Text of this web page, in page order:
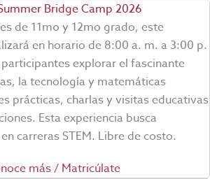
Bridge Camp 2026
de 11mo y 12mo grado, este
en horario de 8:00 a. m. a 3:00 p.
explorar el fascinante
la tecnología y matemáticas
prácticas, charlas y visitas educativas
Esta experiencia busca
carreras STEM. Libre de costo.
más / Matricúlate